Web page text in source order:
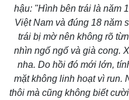
Kinh tế
hậu: "Hình bên trái là năm
Việt Nam và đúng 18 năm
trái bị mờ nên không rõ
nhìn ngố ngố và già cong.
nha. Do hồi đó mới lớn,
mặt không linh hoạt vì run.
thôi mà cũng không biết